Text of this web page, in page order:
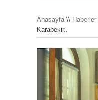
Anasayfa\\ Haberler
Karabekir..